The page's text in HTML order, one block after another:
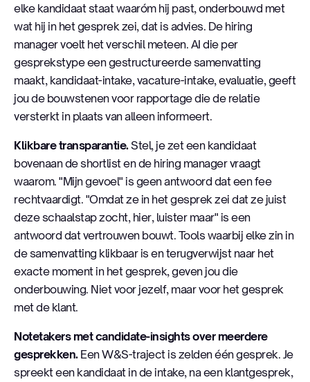
elke kandidaat staat waaróm hij past, onderbouwd met
wat hij in het gesprek zei, dat is advies. De hiring
manager voelt het verschil meteen. AI die per
gesprekstype een gestructureerde samenvatting
maakt, kandidaat-intake, vacature-intake, evaluatie, geeft
jou de bouwstenen voor rapportage die de relatie
versterkt in plaats van alleen informeert.
Klikbare transparantie.Stel, je zet een kandidaat
bovenaan de shortlist en de hiring manager vraagt
waarom. "Mijn gevoel" is geen antwoord dat een fee
rechtvaardigt. "Omdat ze in het gesprek zei dat ze juist
deze schaalstap zocht, hier, luister maar" is een
antwoord dat vertrouwen bouwt. Tools waarbij elke zin in
de samenvatting klikbaar is en terugverwijst naar het
exacte moment in het gesprek, geven jou die
onderbouwing. Niet voor jezelf, maar voor het gesprek
met de klant.
Notetakers met candidate-insights over meerdere
gesprekken.Een W&S-traject is zelden één gesprek. Je
spreekt een kandidaat in de intake, na een klantgesprek,